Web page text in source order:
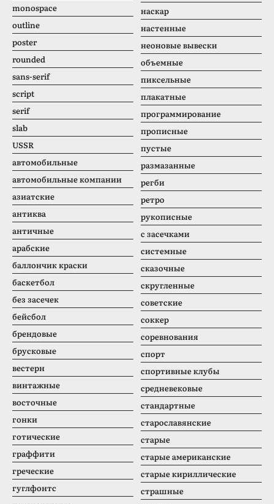
monospace
outline
poster
rounded
sans-serif
script
serif
slab
USSR
автомобильные
автомобильные компании
азиатские
антиква
античные
арабские
баллончик краски
баскетбол
без засечек
бейсбол
брендовые
брусковые
вестерн
винтажные
восточные
гонки
готические
граффити
греческие
гуглфонтс
наскар
настенные
неоновые вывески
объемные
пиксельные
плакатные
программирование
прописные
пустые
размазанные
регби
ретро
рукописные
с засечками
системные
сказочные
скругленные
советские
соккер
соревнования
спорт
спортивные клубы
средневековые
стандартные
старославянские
старые
старые американские
старые кириллические
страшные